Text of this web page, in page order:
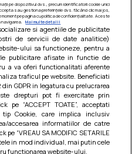
arpagic rosu
pe dispozitivul dvs., precum identificatorii cookie unici
sau gestiona preferințele dvs. făcând clic mai jos,
moment pe pagina cu politica de confidențialitate. Aceste
navigarea.
Mai multe detalii
si agentiile de publicitate
de servicii de date analitice)
ului sa functioneze, pentru a
publicitare afisate in functie de
a va oferi functionalitati aferente
traficul pe website. Beneficiati
GDPR in legatura cu prelucrarea
drepturi pot fi exercitate prin
pe “ACCEPT TOATE”, acceptati
Cookie, care implica inclusiv
accesarea informatiilor de catre
“VREAU SA MODIFIC SETARILE
in mod individual, mai putin cele
functionarea website-ului.